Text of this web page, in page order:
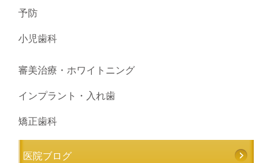
予防
小児歯科
審美治療・ホワイトニング
インプラント・入れ歯
矯正歯科
医院ブログ